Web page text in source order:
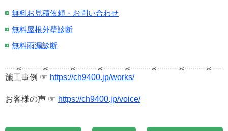
無料お見積依頼・お問い合わせ
無料屋根外壁診断
無料雨漏診断
施工事例 ☞ https://ch9400.jp/works/
お客様の声 ☞ https://ch9400.jp/voice/